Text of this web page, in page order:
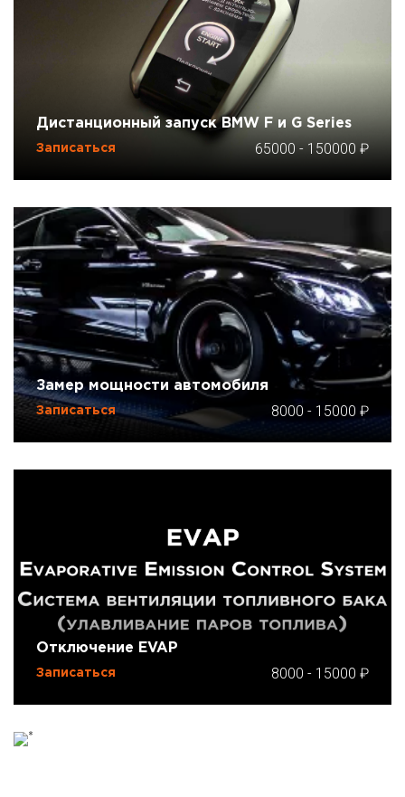
Дистанционный запуск BMW F и G Series
Записаться 65000 - 150000
Замер мощности автомобиля
Записаться 8000 - 15000
Отключение EVAP
Записаться 8000 - 15000